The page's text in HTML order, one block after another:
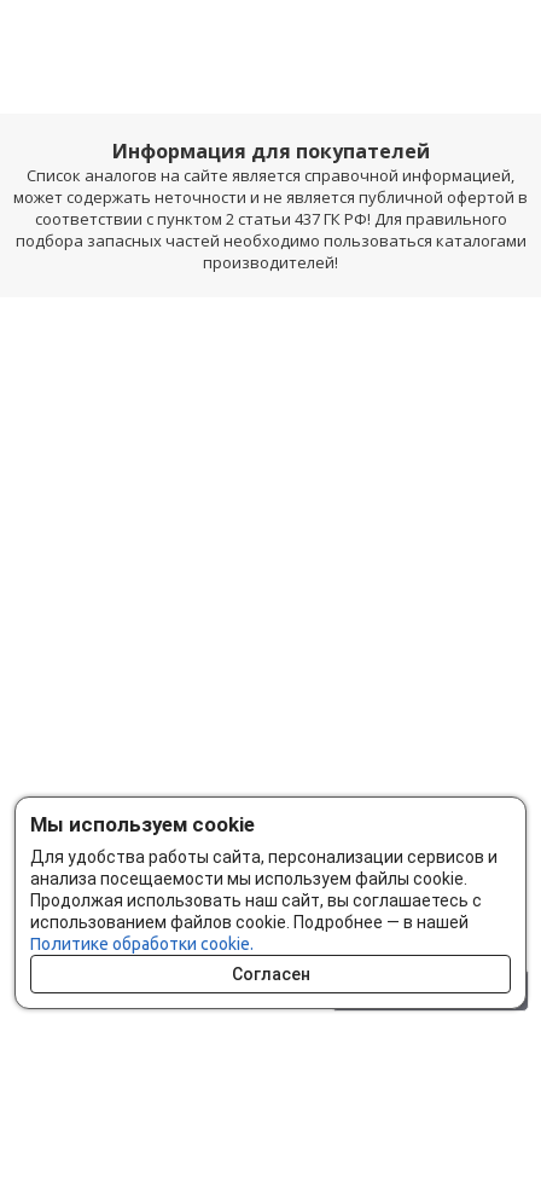
Информация для покупателей
Список аналогов на сайте является справочной информацией,
может содержать неточности и не является публичной офертой в
соответствии с пунктом 2 статьи 437 ГК РФ! Для правильного
подбора запасных частей необходимо пользоваться каталогами
производителей!
Мы используем cookie
Для удобства работы сайта, персонализации сервисов и
анализа посещаемости мы используем файлы cookie.
Продолжая использовать наш сайт, вы соглашаетесь с
использованием файлов cookie. Подробнее — в нашей
Политике обработки cookie.
Согласен